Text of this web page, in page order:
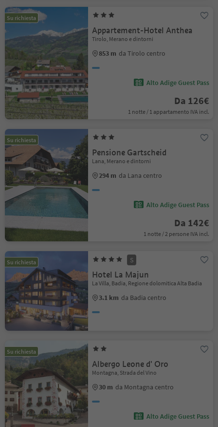
Su richiesta
Appartement-Hotel Anthea
Tirolo, Merano e dintorni
853 m da Tirolo centro
Alto Adige Guest Pass
Da 126€
1 notte / 1 appartamento IVA incl.
Su richiesta
Pensione Gartscheid
Lana, Merano e dintorni
294 m da Lana centro
Alto Adige Guest Pass
Da 142€
1 notte / 2 persone IVA incl.
Su richiesta S
Hotel La Majun
La Villa, Badia, Regione dolomitica Alta Badia
3.1 km da Badia centro
Su richiesta
Albergo Leone d' Oro
Montagna, Strada del Vino
30 m da Montagna centro
Alto Adige Guest Pass